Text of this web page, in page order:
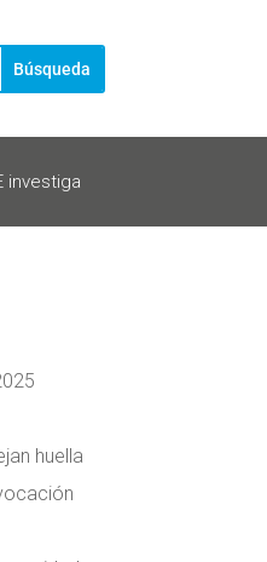
investiga
huella